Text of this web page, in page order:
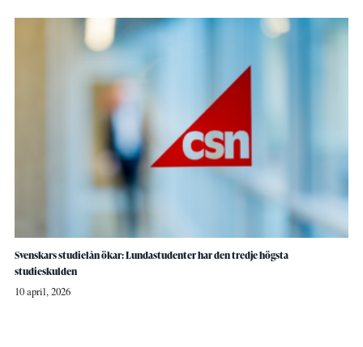
Svenskars studielån ökar: Lundastudenter har den tredje högsta
studieskulden
10 april, 2026